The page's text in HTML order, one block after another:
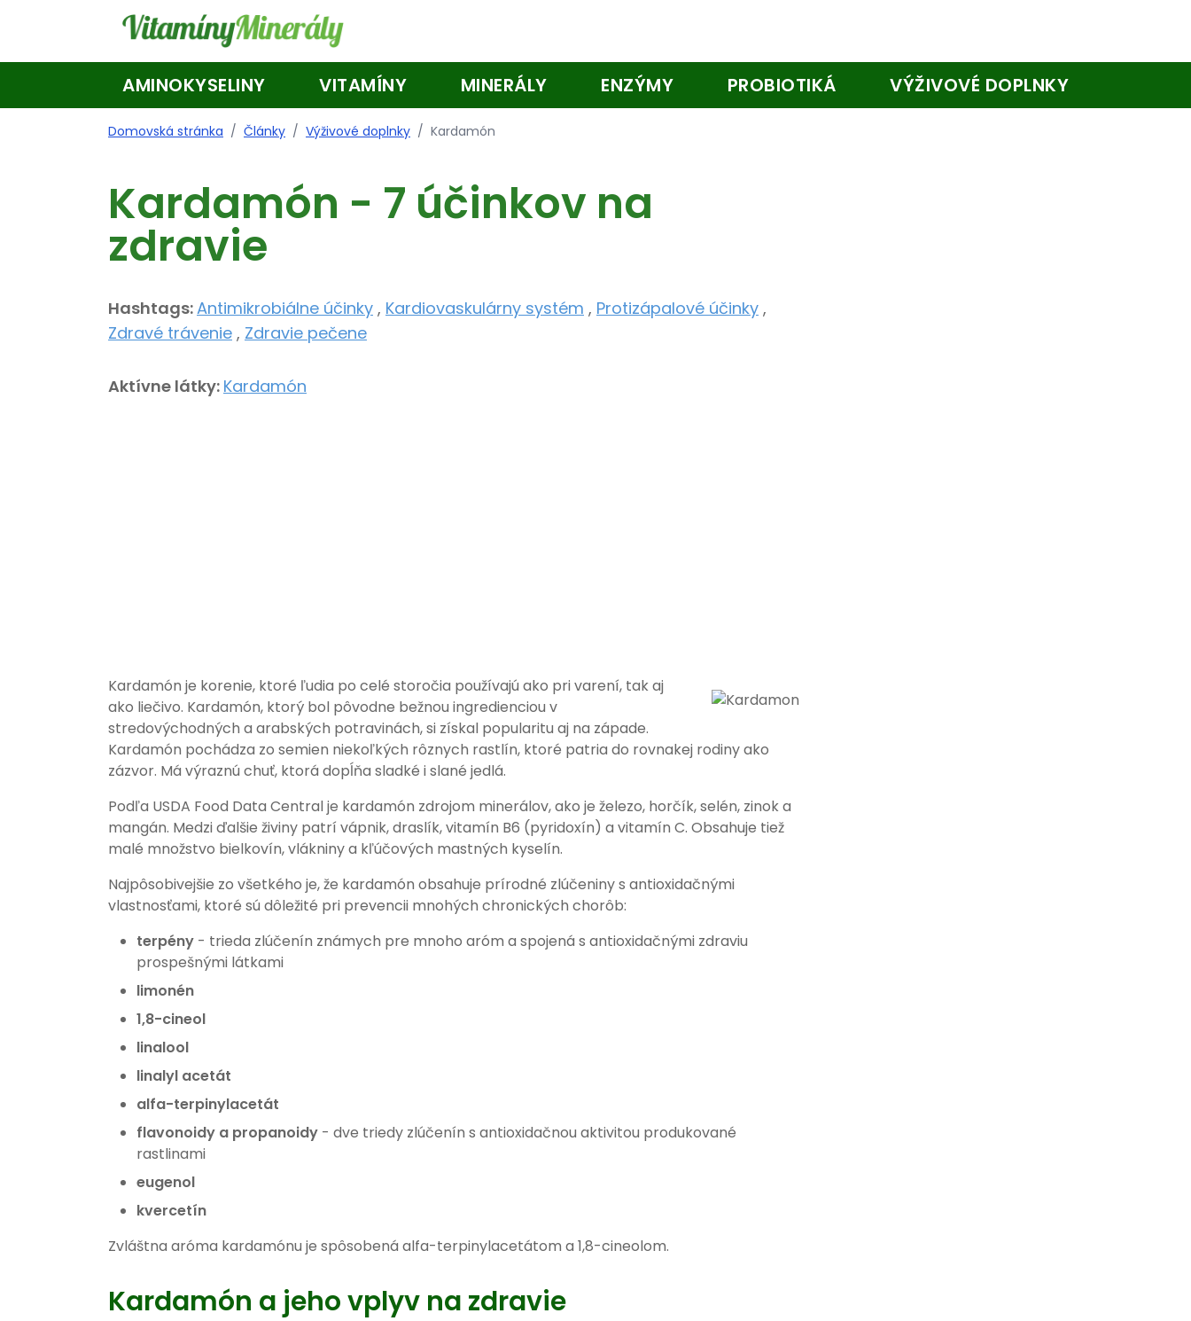
Skip to main content
AMINOKYSELINY VITAMÍNY MINERÁLY ENZÝMY PROBIOTIKÁ VÝŽIVOVÉ DOPLNKY
Domovská stránka / Články / Výživové doplnky / Kardamón
Kardamón - 7 účinkov na
zdravie
Hashtags:Antimikrobiálne účinky , Kardiovaskulárny systém , Protizápalové účinky ,
Zdravé trávenie , Zdravie pečene
Aktívne látky: Kardamón
Kardamón je korenie, ktoré ľudia po celé storočia používajú ako pri varení, tak aj
ako liečivo. Kardamón, ktorý bol pôvodne bežnou ingredienciou v
stredovýchodných a arabských potravinách, si získal popularitu aj na západe.
Kardamón pochádza zo semien niekoľkých rôznych rastlín, ktoré patria do rovnakej rodiny ako
zázvor. Má výraznú chuť, ktorá dopĺňa sladké i slané jedlá.
Podľa USDA Food Data Central je kardamón zdrojom minerálov, ako je železo, horčík, selén, zinok a
mangán. Medzi ďalšie živiny patrí vápnik, draslík, vitamín B6 (pyridoxín) a vitamín C. Obsahuje tiež
malé množstvo bielkovín, vlákniny a kľúčových mastných kyselín.
Najpôsobivejšie zo všetkého je, že kardamón obsahuje prírodné zlúčeniny s antioxidačnými
vlastnosťami, ktoré sú dôležité pri prevencii mnohých chronických chorôb:
terpény - trieda zlúčenín známych pre mnoho aróm a spojená s antioxidačnými zdraviu
prospešnými látkami
limonén
1,8-cineol
linalool
linalyl acetát
alfa-terpinylacetát
flavonoidy a propanoidy - dve triedy zlúčenín s antioxidačnou aktivitou produkované
rastlinami
eugenol
kvercetín
Zvláštna aróma kardamónu je spôsobená alfa-terpinylacetátom a 1,8-cineolom.
Kardamón a jeho vplyv na zdravie